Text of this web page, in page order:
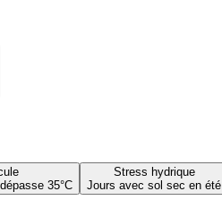
35°C
Stress hydrique
Jours avec sol sec en été